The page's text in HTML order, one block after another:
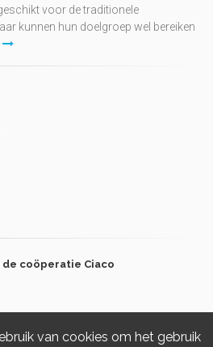
van cookies om het gebruik
voor de traditionele
kunnen hun doelgroep wel bereiken
coöperatie Ciaco